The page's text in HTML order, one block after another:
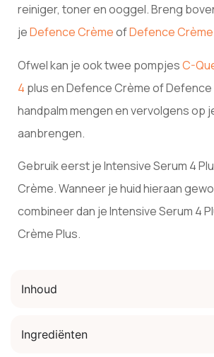
reiniger, toner en ooggel. Breng
jeDefence CrèmeofDefence Crème
Ofwel kan je ook twee pompjesC-
4 plus en Defence Crème of Defence
handpalm mengen en vervolgens op
aanbrengen.
Gebruik eerst je Intensive Serum 4
Crème. Wanneer je huid hieraan
combineer dan je Intensive Serum 4
Crème Plus.
Inhoud
Ingrediënten